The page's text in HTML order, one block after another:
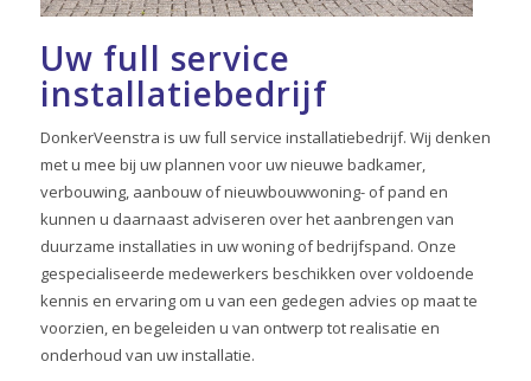
Uw full service
installatiebedrijf
DonkerVeenstra is uw full service installatiebedrijf. Wij denken
met u mee bij uw plannen voor uw nieuwe badkamer,
verbouwing, aanbouw of nieuwbouwwoning- of pand en
kunnen u daarnaast adviseren over het aanbrengen van
duurzame installaties in uw woning of bedrijfspand. Onze
gespecialiseerde medewerkers beschikken over voldoende
kennis en ervaring om u van een gedegen advies op maat te
voorzien, en begeleiden u van ontwerp tot realisatie en
onderhoud van uw installatie.